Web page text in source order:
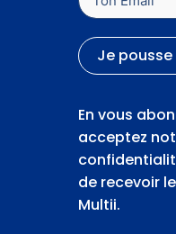
Je
En vous
acceptez
de recevoir
Multii.